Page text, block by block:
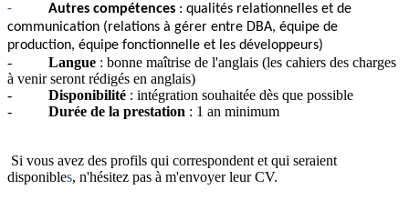
- Autres compétences : qualités relationnelles et de
communication (relations à gérer entre DBA, équipe de
production, équipe fonctionnelle et les développeurs)
- Langue : bonne maîtrise de l'anglais (les cahiers des charges
à venir seront rédigés en anglais)
- Disponibilité : intégration souhaitée dès que possible
- Durée de la prestation : 1 an minimum
Si vous avez des profils qui correspondent et qui seraient
disponibles, n'hésitez pas à m'envoyer leur CV.